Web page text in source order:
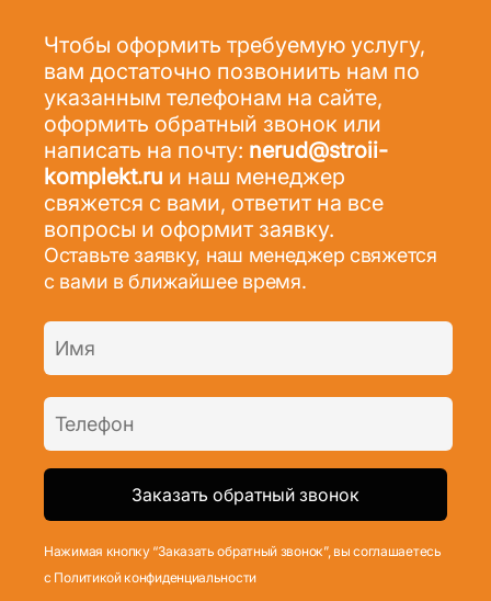
Чтобы оформить требуемую услугу,
вам достаточно позвониить нам по
указанным телефонам на сайте,
оформить обратный звонок или
написать на почту: nerud@stroii-
komplekt.ru и наш менеджер
свяжется с вами, ответит на все
вопросы и оформит заявку.
Оставьте заявку, наш менеджер свяжется
с вами в ближайшее время.
Нажимая кнопку “Заказать обратный звонок”, вы соглашаетесь
с Политикой конфиденциальности